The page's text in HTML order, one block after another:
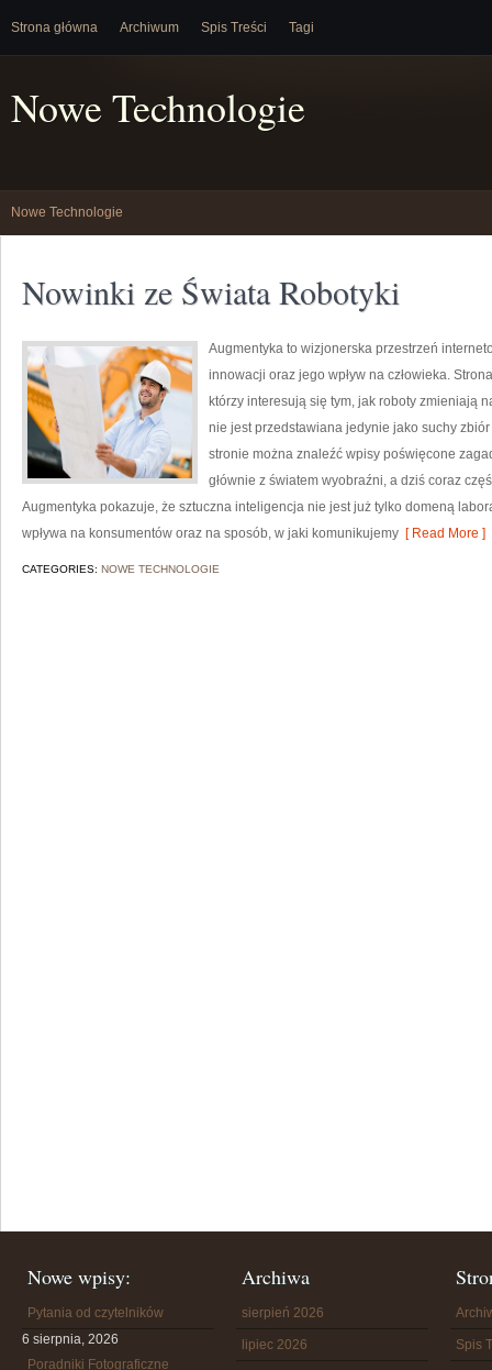
Strona główna Archiwum Spis Treści Tagi
Nowe Technologie
Nowe Technologie
Nowinki ze Świata Robotyki
Augmentyka to wizjonerska przestrzeń
innowacji oraz jego wpływ na człowieka.
którzy interesują się tym, jak roboty zmieniają
nie jest przedstawiana jedynie jako suchy
stronie można znaleźć wpisy poświęcone
głównie z światem wyobraźni, a dziś coraz
Augmentyka pokazuje, że sztuczna inteligencja nie jest już tylko domeną
wpływa na konsumentów oraz na sposób, w jaki komunikujemy [ Read More ]
CATEGORIES: NOWE TECHNOLOGIE
Nowe wpisy:
Pytania od czytelników
6 sierpnia, 2026
Poradniki Fotograficzne
Archiwa
sierpień 2026
lipiec 2026 Spis